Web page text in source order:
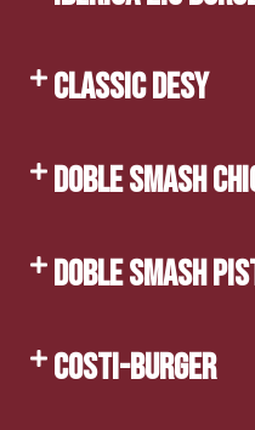
CLASSIC DESY
DOBLE SMASH
DOBLE SMASH
COSTI-BURGER